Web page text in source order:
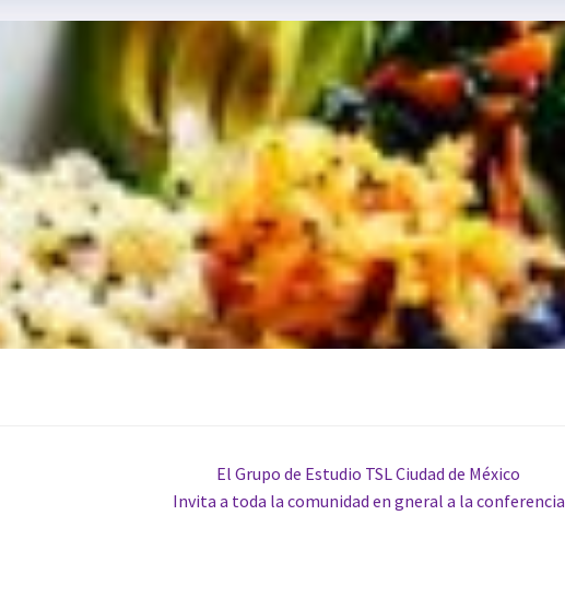
El Grupo de Estudio TSL Ciudad de México
Invita a toda la comunidad en gneral a la conferencia